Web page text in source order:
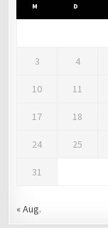
M D
3 4
10 11
17 18
24 25
31
« Aug.